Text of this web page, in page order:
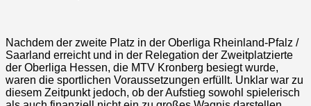
Nachdem der zweite Platz in der Oberliga Rheinland-Pfalz /
Saarland erreicht und in der Relegation der Zweitplatzierte
der Oberliga Hessen, die MTV Kronberg besiegt wurde,
waren die sportlichen Voraussetzungen erfüllt. Unklar war zu
diesem Zeitpunkt jedoch, ob der Aufstieg sowohl spielerisch